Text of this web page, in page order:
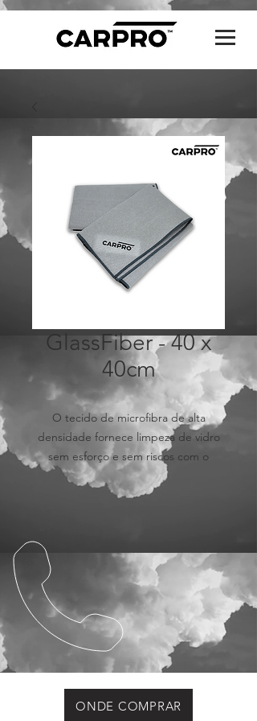
GlassFiber - 40 x
40cm
O tecido de microfibra de alta
densidade fornece limpeza de vidro
sem esforço e sem riscos com o
mínimo de resíduos. CARPRO
GlassFiber é composta por uma
um fino núcleo de esponja para
absorver líquidos e melhorar suas
habilidades de limpeza.
CARACTERÍSTICAS:
• Toalha para vidros
ONDE COMPRAR